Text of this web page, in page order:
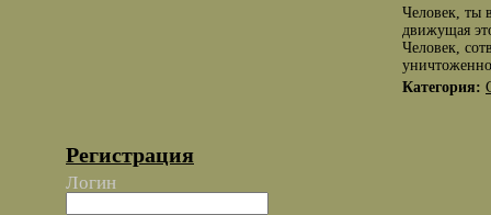
Регистрация
Логин
Человек, ты
движущая
Человек,
Категория: